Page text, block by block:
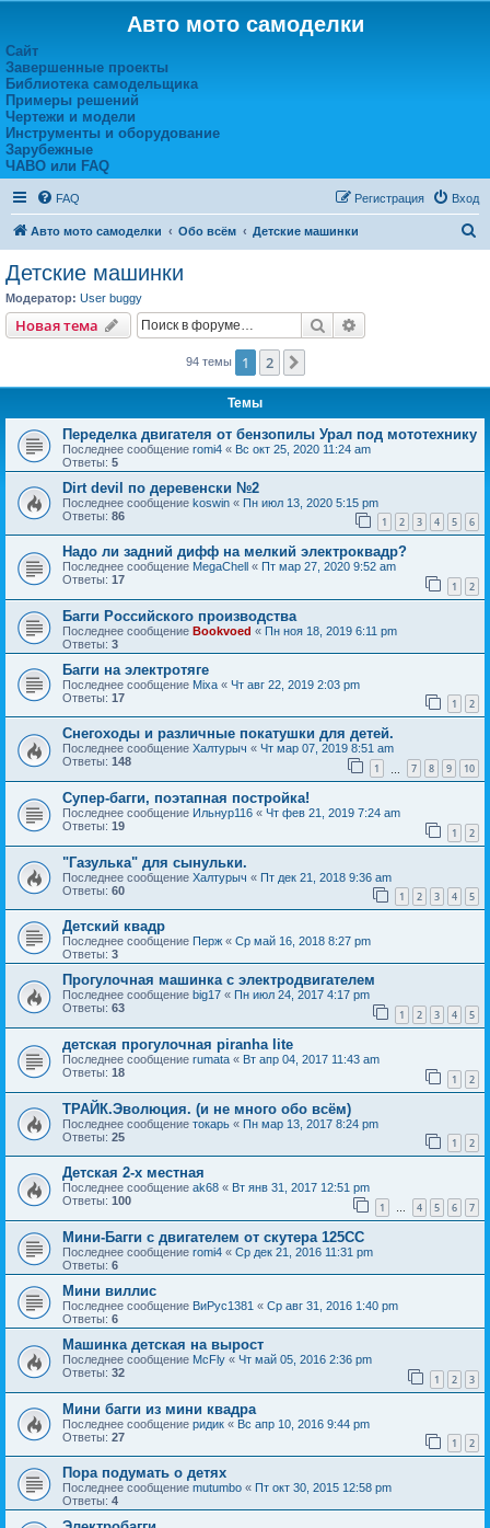
Авто мото самоделки
Сайт
Завершенные проекты
Библиотека самодельщика
Примеры решений
Чертежи и модели
Инструменты и оборудование
Зарубежные
ЧАВО или FAQ
FAQ Вход
Регистрация
Авто мото самоделки Обо всём Детские машинки
Детские машинки
Модератор: User buggy
Новая тема Поиск
94 темы 1 2
Темы
Переделка двигателя от бензопилы Урал под мототехнику
Последнее сообщение romi4 « Вс окт 25, 2020 11:24 am
Ответы: 5
Dirt devil по деревенски №2
Последнее сообщение koswin « Пн июл 13, 2020 5:15 pm
Ответы: 86 1 2 3 4 5 6
Надо ли задний дифф на мелкий электроквадр?
Последнее сообщение MegaChell « Пт мар 27, 2020 9:52 am
Ответы: 17 1 2
Багги Российского производства
Последнее сообщение Bookvoed « Пн ноя 18, 2019 6:11 pm
Ответы: 3
Багги на электротяге
Последнее сообщение Mixa « Чт авг 22, 2019 2:03 pm
Ответы: 17 1 2
Снегоходы и различные покатушки для детей.
Последнее сообщение Халтурыч « Чт мар 07, 2019 8:51 am
Ответы: 148 1 7 8 9 10
Супер-багги, поэтапная постройка!
Последнее сообщение Ильнур116 « Чт фев 21, 2019 7:24 am
Ответы: 19 1 2
"Газулька" для сынульки.
Последнее сообщение Халтурыч « Пт дек 21, 2018 9:36 am
Ответы: 60 1 2 3 4 5
Детский квадр
Последнее сообщение Перж « Ср май 16, 2018 8:27 pm
Ответы: 3
Прогулочная машинка с электродвигателем
Последнее сообщение big17 « Пн июл 24, 2017 4:17 pm
Ответы: 63 1 2 3 4 5
детская прогулочная piranha lite
Последнее сообщение rumata « Вт апр 04, 2017 11:43 am
Ответы: 18 1 2
ТРАЙК.Эволюция. (и не много обо всём)
Последнее сообщение токарь « Пн мар 13, 2017 8:24 pm
Ответы: 25 1 2
Детская 2-х местная
Последнее сообщение ak68 « Вт янв 31, 2017 12:51 pm
Ответы: 100 1 … 4 5 6 7
Мини-Багги с двигателем от скутера 125СС
Последнее сообщение romi4 « Ср дек 21, 2016 11:31 pm
Ответы: 6
Мини виллис
Последнее сообщение ВиРус1381 « Ср авг 31, 2016 1:40 pm
Ответы: 6
Машинка детская на вырост
Последнее сообщение McFly « Чт май 05, 2016 2:36 pm
Ответы: 32 1 2 3
Мини багги из мини квадра
Последнее сообщение ридик « Вс апр 10, 2016 9:44 pm
Ответы: 27 1 2
Пора подумать о детях
Последнее сообщение mutumbo « Пт окт 30, 2015 12:58 pm
Ответы: 4